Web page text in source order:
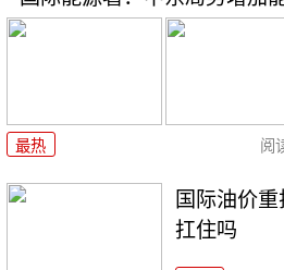
最热 阅
国际油价
扛住吗